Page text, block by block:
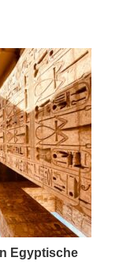
Egyptische